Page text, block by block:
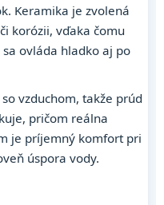
Keramika je zvolená
korózii, vďaka čomu
ovláda hladko aj po
vzduchom, takže prúd
pričom reálna
je príjemný komfort pri
úspora vody.